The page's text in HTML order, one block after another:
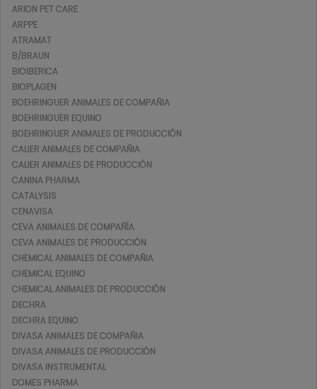
ARION PET CARE
ARPPE
ATRAMAT
B/BRAUN
BIOIBERICA
BIOPLAGEN
BOEHRINGUER ANIMALES DE COMPAÑIA
BOEHRINGUER EQUINO
BOEHRINGUER ANIMALES DE PRODUCCIÓN
CALIER ANIMALES DE COMPAÑIA
CALIER ANIMALES DE PRODUCCIÓN
CANINA PHARMA
CATALYSIS
CENAVISA
CEVA ANIMALES DE COMPAÑÍA
CEVA ANIMALES DE PRODUCCIÓN
CHEMICAL ANIMALES DE COMPAÑIA
CHEMICAL EQUINO
CHEMICAL ANIMALES DE PRODUCCIÓN
DECHRA
DECHRA EQUINO
DIVASA ANIMALES DE COMPAÑIA
DIVASA ANIMALES DE PRODUCCIÓN
DIVASA INSTRUMENTAL
DOMES PHARMA